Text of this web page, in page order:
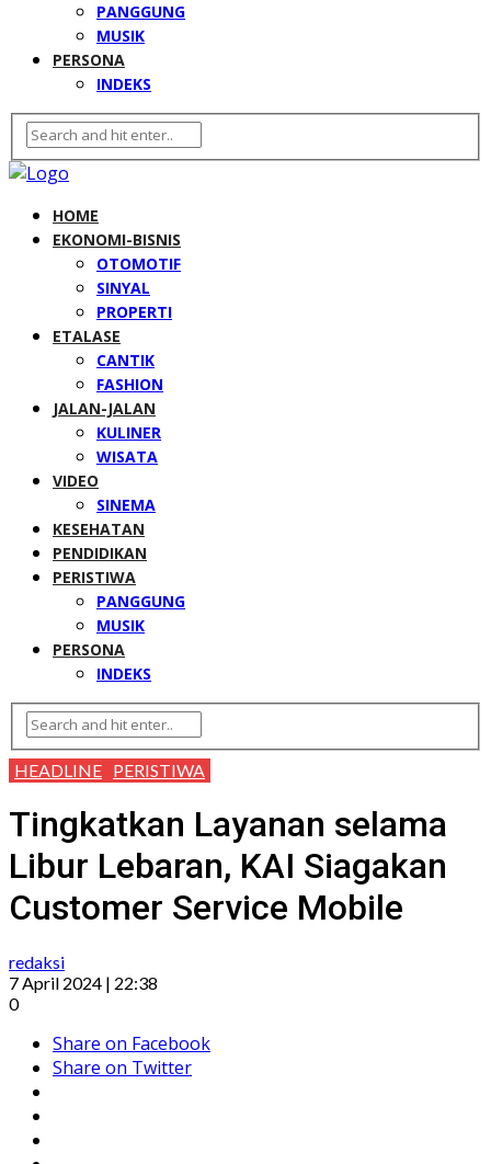
PANGGUNG
MUSIK
PERSONA
INDEKS
HOME
EKONOMI-BISNIS
OTOMOTIF
SINYAL
PROPERTI
ETALASE
CANTIK
FASHION
JALAN-JALAN
KULINER
WISATA
VIDEO
SINEMA
KESEHATAN
PENDIDIKAN
PERISTIWA
PANGGUNG
MUSIK
PERSONA
INDEKS
HEADLINE PERISTIWA
Tingkatkan Layanan selama
Libur Lebaran, KAI Siagakan
Customer Service Mobile
redaksi
7 April 2024 | 22:38
0
Share on Facebook
Share on Twitter